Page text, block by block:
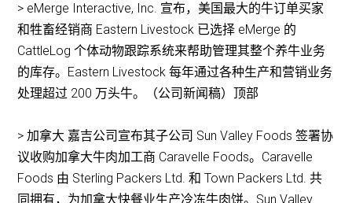
> eMerge Interactive, Inc. 宣布，美国最大的牛订单买家
和牲畜经销商 Eastern Livestock 已选择 eMerge 的
CattleLog 个体动物跟踪系统来帮助管理其整个养牛业务
的库存。Eastern Livestock 每年通过各种生产和营销业务
处理超过 200 万头牛。（公司新闻稿）顶部
> 加拿大 嘉吉公司宣布其子公司 Sun Valley Foods 签署协
议收购加拿大牛肉加工商 Caravelle Foods。Caravelle
Foods 由 Sterling Packers Ltd. 和 Town Packers Ltd. 共
同拥有，为加拿大快餐业生产冷冻牛肉饼。Sun Valley